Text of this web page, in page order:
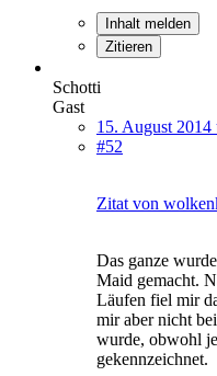
Inhalt melden
Zitieren
Schotti
Gast
15. August 2014
#52
Zitat von
Das ganze
Maid gemacht.
Läufen fiel mir
mir aber nicht
wurde, obwohl
gekennzeichnet.